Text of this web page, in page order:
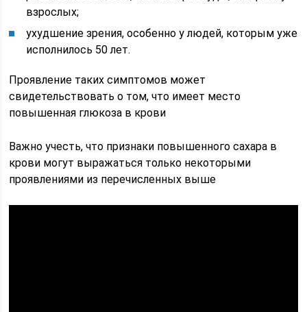
взрослых;
ухудшение зрения, особенно у людей, которым уже
исполнилось 50 лет.
Проявление таких симптомов может
свидетельствовать о том, что имеет место
повышенная глюкоза в крови
Важно учесть, что признаки повышенного сахара в
крови могут выражаться только некоторыми
проявлениями из перечисленных выше